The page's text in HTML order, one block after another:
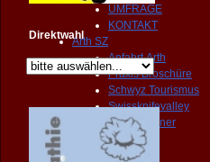
UMFRAGE
KONTAKT
Arth SZ
Anfahrt Arth
Praxis Broschüre
Schwyz Tourismus
Swissknifevalley
Routenplaner
KONTAKT
Erreichbarkeit
Direktwahl